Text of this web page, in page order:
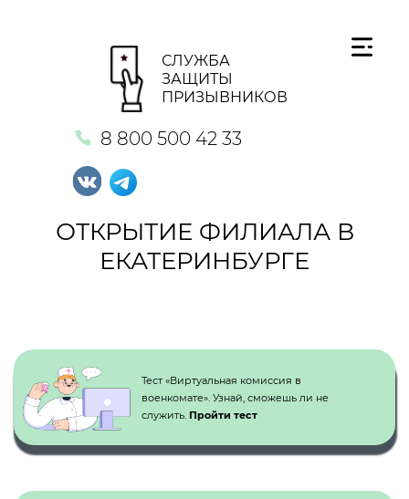
СЛУЖБА
ЗАЩИТЫ
ПРИЗЫВНИКОВ
8 800 500 42 33
ОТКРЫТИЕ ФИЛИАЛА В
ЕКАТЕРИНБУРГЕ
Тест «Виртуальная комиссия в
военкомате». Узнай, сможешь ли не
служить. Пройти тест